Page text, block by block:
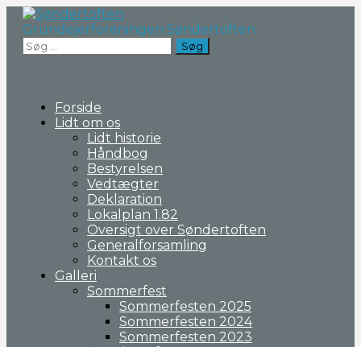
Fortsæt
indhold
Grundejerforeningen Søndertoften
Søg
efter:
Forside
Lidt om os
Lidt historie
Håndbog
Bestyrelsen
Vedtægter
Deklaration
Lokalplan 1.82
Oversigt over Søndertoften
Generalforsamling
Kontakt os
Galleri
Sommerfest
Sommerfesten 2025
Sommerfesten 2024
Sommerfesten 2023